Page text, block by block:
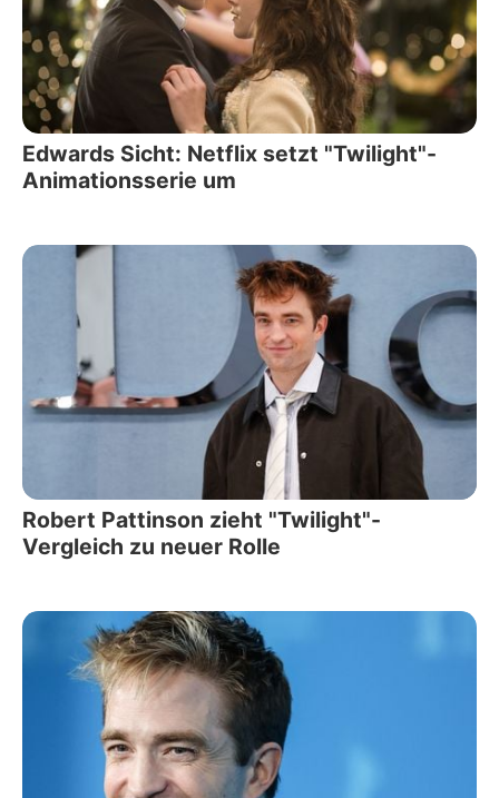
Edwards Sicht: Netflix setzt "Twilight"-
Animationsserie um
Robert Pattinson zieht "Twilight"-
Vergleich zu neuer Rolle